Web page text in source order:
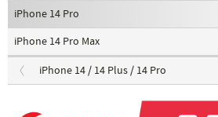
iPhone 14 Pro
iPhone 14 Pro Max
iPhone 14 / 14 Plus / 14 Pro